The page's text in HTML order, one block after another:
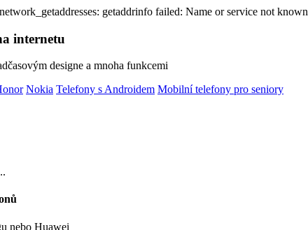
getaddrinfo failed: Name or service not known
internetu
designe a mnoha funkcemi
Nokia Telefony s Androidem Mobilní telefony pro seniory
nebo Huawei